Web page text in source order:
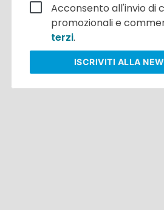
Acconsento all'invio di
promozionali e
terzi.
ISCRIVITI ALLA